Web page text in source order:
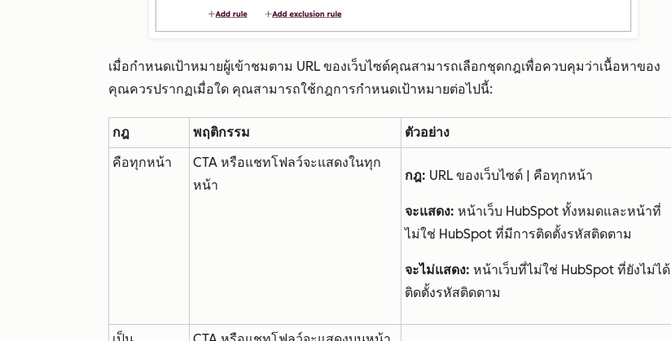
เมื่อกำหนดเป้าหมายผู้เข้าชมตาม URL ของเว็บไซต์คุณสามารถเลือกชุดกฎเพื่อควบคุมว่าเนื้อหาของ
คุณควรปรากฏเมื่อใด คุณสามารถใช้กฎการกำหนดเป้าหมายต่อไปนี้:
กฎ พฤติกรรม
ตัวอย่าง
คือทุกหน้า
CTA หรือแชทโฟลว์จะแสดงในทุก
หน้า
กฎ: URL ของเว็บไซต์ | คือทุกหน้า
จะแสดง: หน้าเว็บ HubSpot ทั้งหมดและหน้าที่
ไม่ใช่ HubSpot ที่มีการติดตั้งรหัสติดตาม
จะไม่แสดง: หน้าเว็บที่ไม่ใช่ HubSpot ที่ยังไม่ได้
ติดตั้งรหัสติดตาม